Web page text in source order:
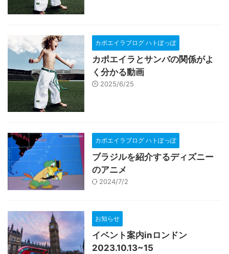
カポエイラブログ ハトぽっぽ
カポエイラとサンバの関係がよ
く分かる動画
2025/6/25
カポエイラブログ ハトぽっぽ
ブラジルを紹介するディズニー
のアニメ
2024/7/2
お知らせ
イベント案内inロンドン
2023.10.13~15